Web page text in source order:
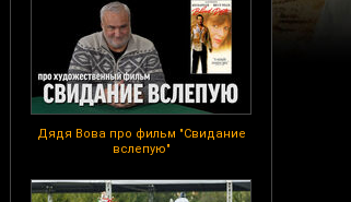
Дядя Вова про фильм "Свидание
вслепую"